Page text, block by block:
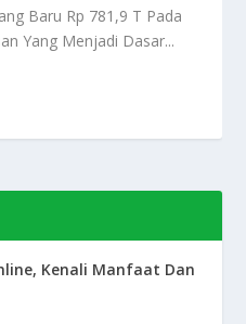
Baru Rp 781,9 T Pada
Yang Menjadi Dasar...
Kenali Manfaat Dan